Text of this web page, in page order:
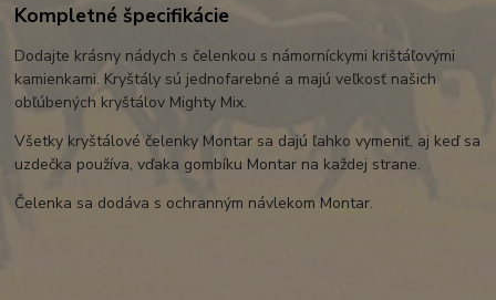
Kompletné špecifikácie
Dodajte krásny nádych s čelenkou s námorníckymi krištáľovými
kamienkami. Kryštály sú jednofarebné a majú veľkosť našich
obľúbených kryštálov Mighty Mix.
Všetky kryštálové čelenky Montar sa dajú ľahko vymeniť, aj keď sa
uzdečka používa, vďaka gombíku Montar na každej strane.
Čelenka sa dodáva s ochranným návlekom Montar.